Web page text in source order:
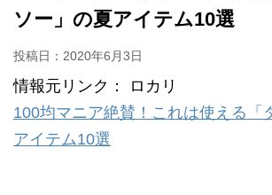
ソー」の夏アイテム10選
投稿日： 2020年6月3日
情報元リンク： ロカリ
100均マニア絶賛！これは使える「
アイテム10選